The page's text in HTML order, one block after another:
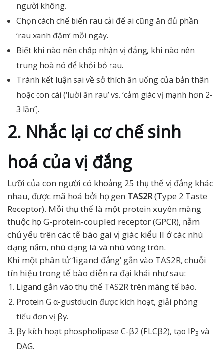
người không.
Chọn cách chế biến rau cải để ai cũng ăn đủ phần
‘rau xanh đậm’ mỗi ngày.
Biết khi nào nên chấp nhận vị đắng, khi nào nên
trung hoà nó để khỏi bỏ rau.
Tránh kết luận sai về sở thích ăn uống của bản thân
hoặc con cái (‘lười ăn rau’ vs. ‘cảm giác vị mạnh hơn 2-
3 lần’).
2. Nhắc lại cơ chế sinh
hoá của vị đắng
Lưỡi của con người có khoảng 25 thụ thể vị đắng khác
nhau, được mã hoá bởi họ gen TAS2R(Type 2 Taste
Receptor). Mỗi thụ thể là một protein xuyên màng
thuộc họ G-protein-coupled receptor (GPCR), nằm
chủ yếu trên các tế bào gai vị giác kiểu II ở các nhú
dạng nấm, nhú dạng lá và nhú vòng tròn.
Khi một phân tử ‘ligand đắng’ gắn vào TAS2R, chuỗi
tín hiệu trong tế bào diễn ra đại khái như sau:
Ligand gắn vào thụ thể TAS2R trên màng tế bào.
Protein G α-gustducin được kích hoạt, giải phóng
tiểu đơn vị βγ.
βγ kích hoạt phospholipase C-β2 (PLCβ2), tạo IP3 và
DAG.